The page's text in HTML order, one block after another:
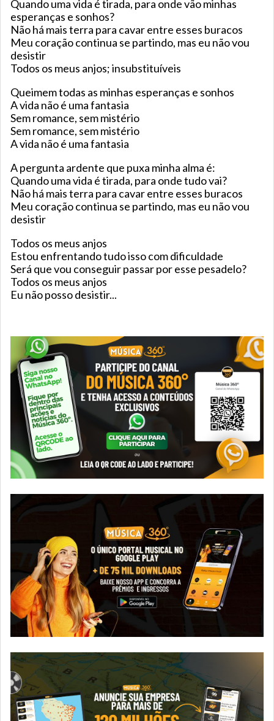
Quando uma vida é tirada, para onde vão minhas
esperanças e sonhos?
Não há mais terra para cavar entre esses buracos
Meu coração continua se partindo, mas eu não vou
desistir
Todos os meus anjos; insubstituíveis
Queimem todas as minhas esperanças e sonhos
A vida não é uma fantasia
Sem romance, sem mistério
Sem romance, sem mistério
A vida não é uma fantasia
A pergunta ardente que puxa minha alma é:
Quando uma vida é tirada, para onde tudo vai?
Não há mais terra para cavar entre esses buracos
Meu coração continua se partindo, mas eu não vou
desistir
Todos os meus anjos
Estou enfrentando tudo isso com dificuldade
Será que vou conseguir passar por esse pesadelo?
Todos os meus anjos
Eu não posso desistir...